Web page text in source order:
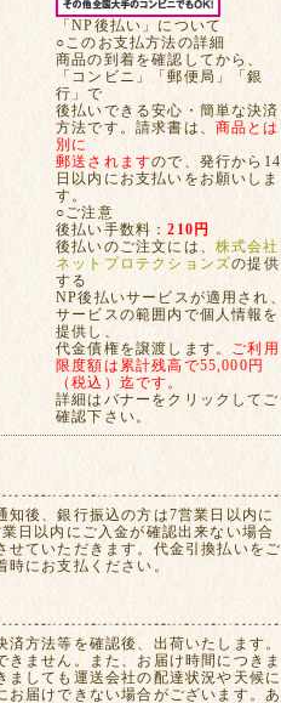
「NP後払い」について
○このお支払方法の詳細
商品の到着を確認してから、
「コンビニ」「郵便局」「銀
行」で
後払いできる安心・簡単な決済
方法です。請求書は、 商品とは
別に
郵送されますので、発行から14
日以内にお支払いをお願いしま
す。
○ご注意
後払い手数料：210円
後払いのご注文には、 株式会社
ネットプロテクションズの提供
する
NP後払いサービスが適用され、
サービスの範囲内で個人情報を
提供し、
代金債権を譲渡します。 ご利用
限度額は累計残高で55,000円
（税込）迄です。
詳細はバナーをクリックしてご
確認下さい。
知後、銀行振込の方は7営業日以内に
日以内にご入金が確認出来ない場合
せていただきます。代金引換払いをご
にお支払ください。
済方法等を確認後、出荷いたします。
きません。また、お届け時間につきま
ましても運送会社の配達状況や天候に
お届けできない場合がございます。あ